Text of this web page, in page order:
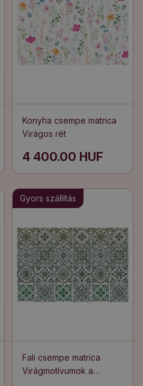
Konyha csempe matrica
Virágos rét
4 400.00 HUF
Gyors szállítás
Fali csempe matrica
Virágmotívumok a